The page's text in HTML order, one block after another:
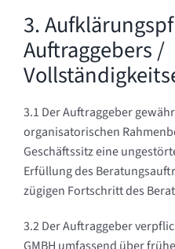
3.
Auftraggebers /
3.1 Der Auftraggeber
organisatorischen
Geschäftssitz eine
Erfüllung des
zügigen Fortschritt des
3.2 Der Auftraggeber